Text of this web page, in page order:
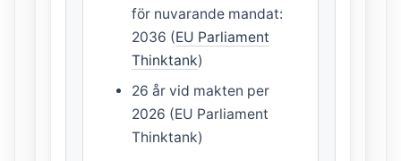
för nuvarande mandat:
2036 (EU Parliament
Thinktank)
26 år vid makten per
2026 (EU Parliament
Thinktank)